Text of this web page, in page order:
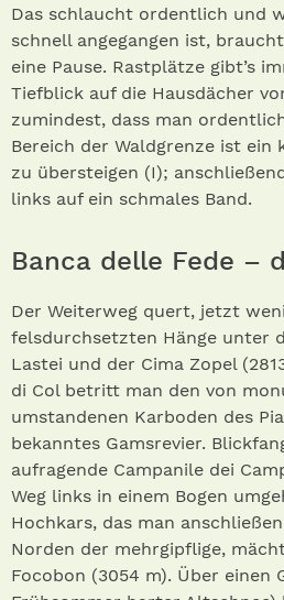
Das schlaucht ordentlich und
schnell angegangen ist,
eine Pause. Rastplätze gibt’s
Tiefblick auf die Hausdächer
zumindest, dass man
Bereich der Waldgrenze ist ein
zu übersteigen (I);
links auf ein schmales Band.
Banca delle Fede –
Der Weiterweg quert, jetzt
felsdurchsetzten Hänge unter
Lastei und der Cima Zopel
di Col betritt man den von
umstandenen Karboden des
bekanntes Gamsrevier.
aufragende Campanile dei
Weg links in einem Bogen
Hochkars, das man
Norden der mehrgipflige,
Focobon (3054 m). Über einen